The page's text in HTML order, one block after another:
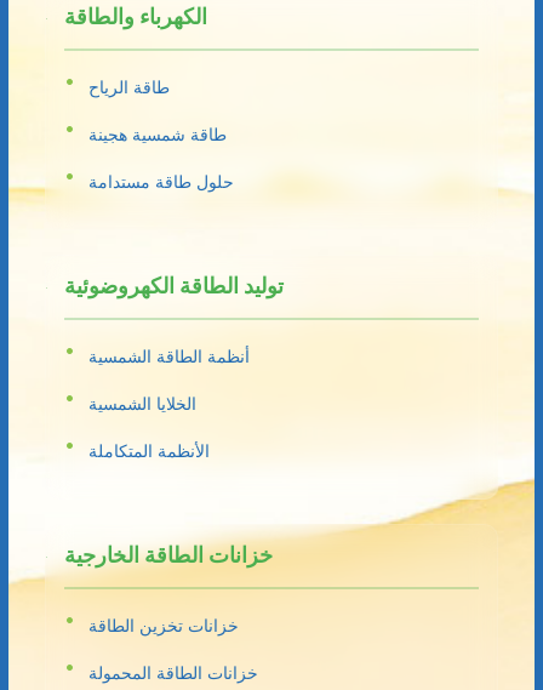
الكهرباء والطاقة
طاقة الرياح
طاقة شمسية هجينة
حلول طاقة مستدامة
توليد الطاقة الكهروضوئية
أنظمة الطاقة الشمسية
الخلايا الشمسية
الأنظمة المتكاملة
خزانات الطاقة الخارجية
خزانات تخزين الطاقة
خزانات الطاقة المحمولة